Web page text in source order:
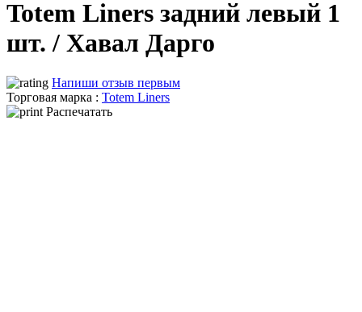
Totem Liners задний левый 1
шт. / Хавал Дарго
Напиши отзыв первым
Торговая марка : Totem Liners
Распечатать